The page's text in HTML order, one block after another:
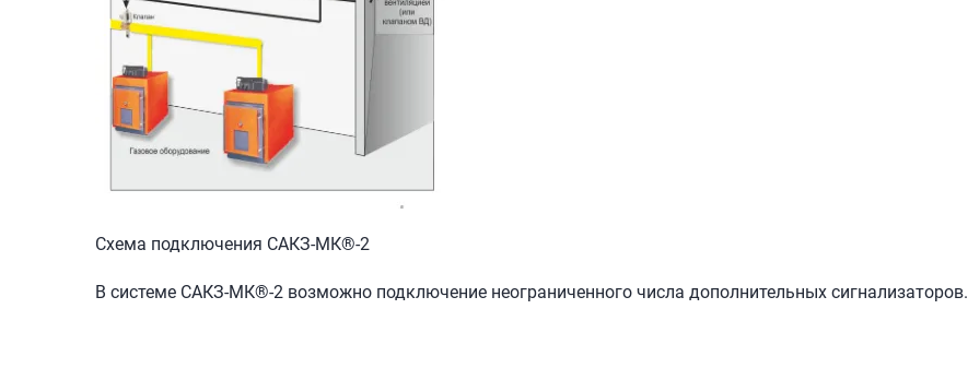
Схема подключения САКЗ-МК®-2
В системе САКЗ-МК®-2 возможно подключение неограниченного числа дополнительных сигнализаторов.